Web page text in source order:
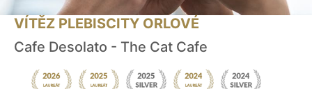
VÍTĚZ PLEBISCITY ORLOVÉ
Cafe Desolato - The Cat Cafe